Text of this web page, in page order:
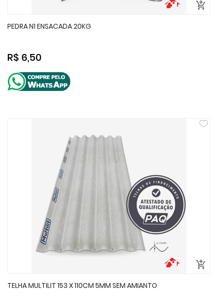
PEDRA N1 ENSACADA 20KG
R$ 6,50
TELHA MULTILIT 153 X 110CM 5MM SEM AMIANTO